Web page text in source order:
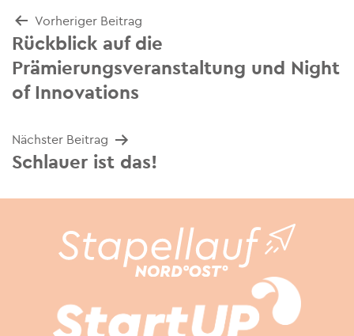
Beitrags-
Navigation
Vorheriger Beitrag
Rückblick auf die
Prämierungsveranstaltung und Night
of Innovations
Nächster Beitrag
Schlauer ist das!